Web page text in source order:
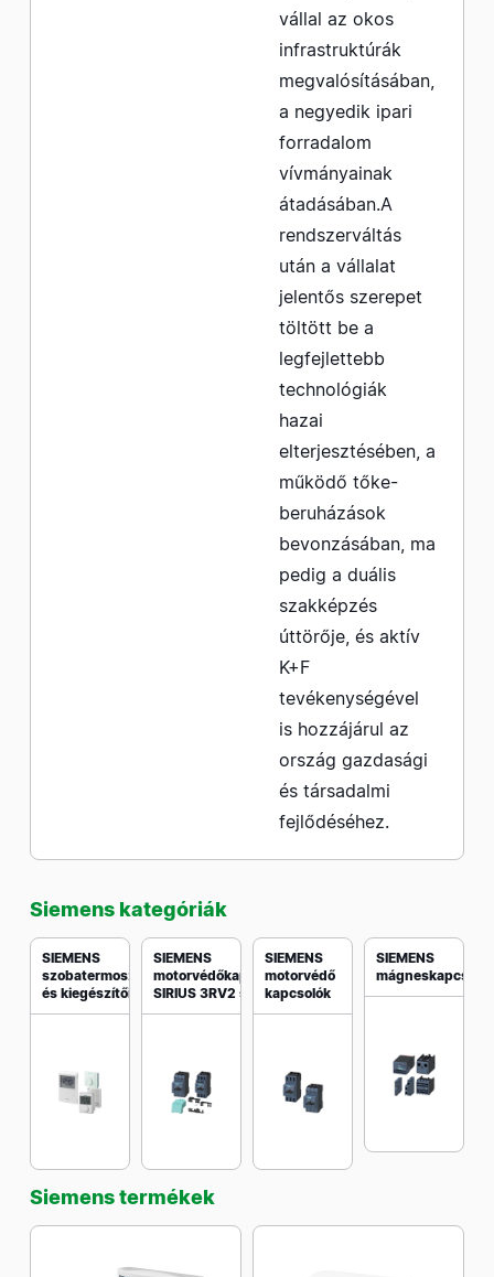
vállal az okos
infrastruktúrák
megvalósításában,
a negyedik ipari
forradalom
vívmányainak
átadásában.A
rendszerváltás
után a vállalat
jelentős szerepet
töltött be a
legfejlettebb
technológiák
hazai
elterjesztésében, a
működő tőke-
beruházások
bevonzásában, ma
pedig a duális
szakképzés
úttörője, és aktív
K+F
tevékenységével
is hozzájárul az
ország gazdasági
és társadalmi
fejlődéséhez.
Siemens kategóriák
SIEMENS
szobatermosztátok
és kiegészítői
SIEMENS
motorvédőkapcsolók
SIRIUS 3RV2 sorozat
SIEMENS
motorvédő
kapcsolók
SIEMENS
mágneskapcsolók
Siemens termékek